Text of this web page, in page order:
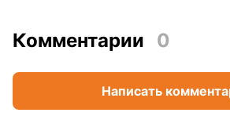
Комментарии 0
Написать